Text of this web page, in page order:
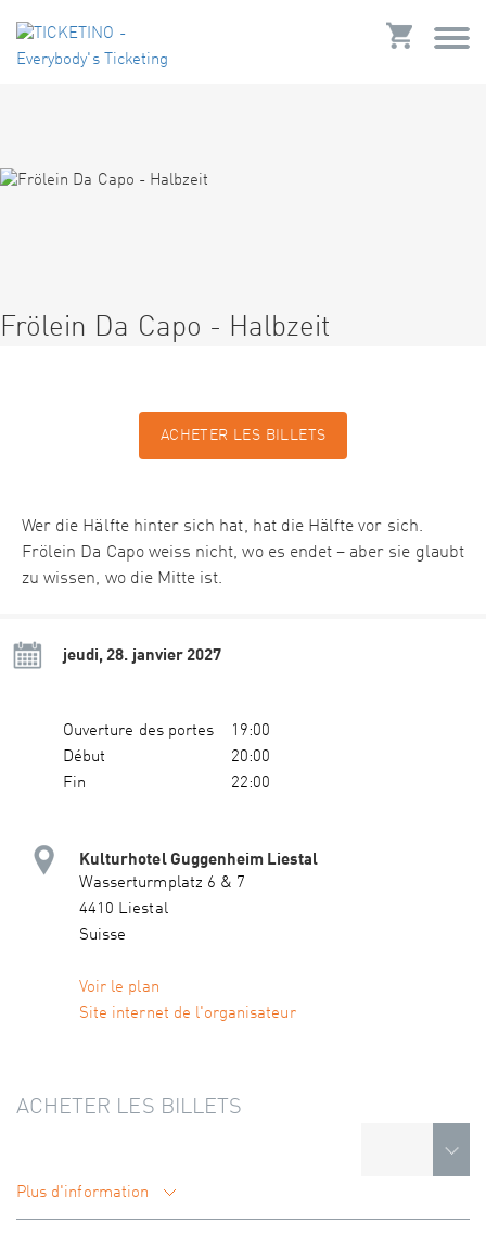
Frölein Da Capo - Halbzeit
ACHETER LES BILLETS
Wer die Hälfte hinter sich hat, hat die Hälfte vor sich.
Frölein Da Capo weiss nicht, wo es endet – aber sie glaubt
zu wissen, wo die Mitte ist.
jeudi, 28. janvier 2027
Ouverture des portes
19:00
Début
20:00
Fin
22:00
Kulturhotel Guggenheim Liestal
Wasserturmplatz 6 & 7
4410 Liestal
Suisse
Voir le plan
Site internet de l'organisateur
ACHETER LES BILLETS
Plus d'information